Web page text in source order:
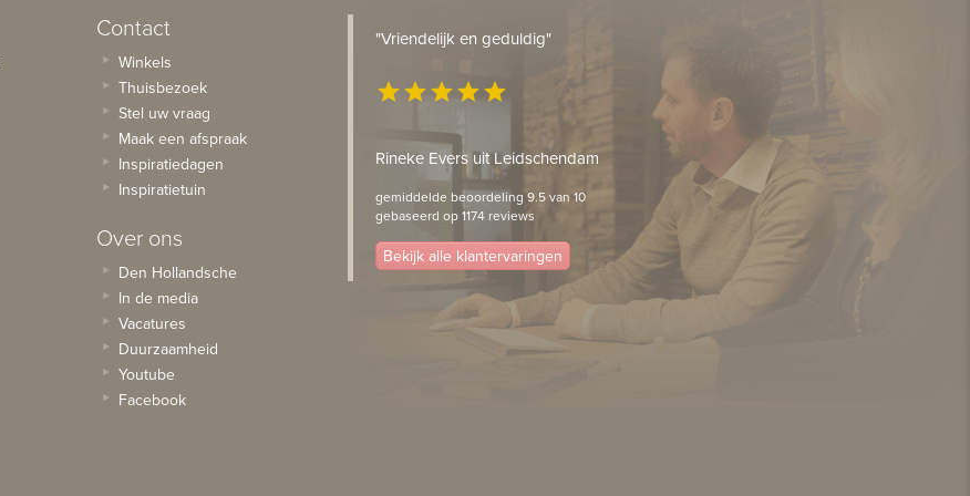
Contact
Winkels
Thuisbezoek
Stel uw vraag
Maak een afspraak
Inspiratiedagen
Inspiratietuin
Over ons
Den Hollandsche
In de media
Vacatures
Duurzaamheid
Youtube
Facebook
"Vriendelijk en geduldig"
starstarstarstarstar
Rineke Evers uit Leidschendam
gemiddelde beoordeling 9.5 van 10
gebaseerd op 1174 reviews
Bekijk alle klantervaringen